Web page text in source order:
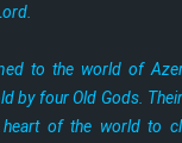
to the world of
by four Old Gods.
of the world to